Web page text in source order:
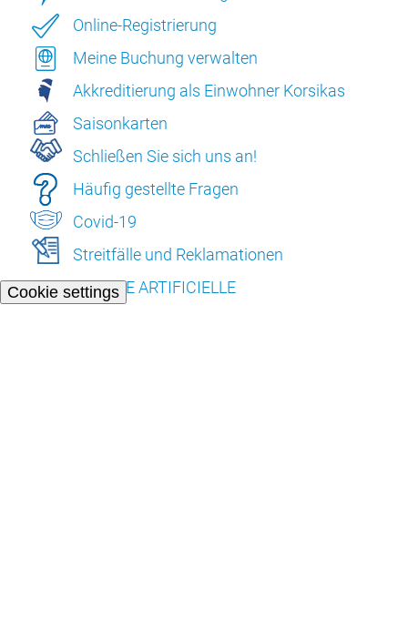
Cookie settings
Online-Registrierung
Meine Buchung verwalten
Akkreditierung als Einwohner Korsikas
Saisonkarten
Schließen Sie sich uns an!
Häufig gestellte Fragen
Covid-19
Streitfälle und Reklamationen
L’INTELLIGENCE ARTIFICIELLE